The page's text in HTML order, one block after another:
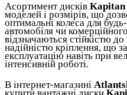
Асортимент дисків Kapitan
моделей і розмірів, що
оптимальні колеса для
автомобіля чи
відзначаються стійкістю до
надійністю кріплення, що
експлуатацію навіть при
інтенсивній роботі.
В інтернет-магазині
купити вантажні диски